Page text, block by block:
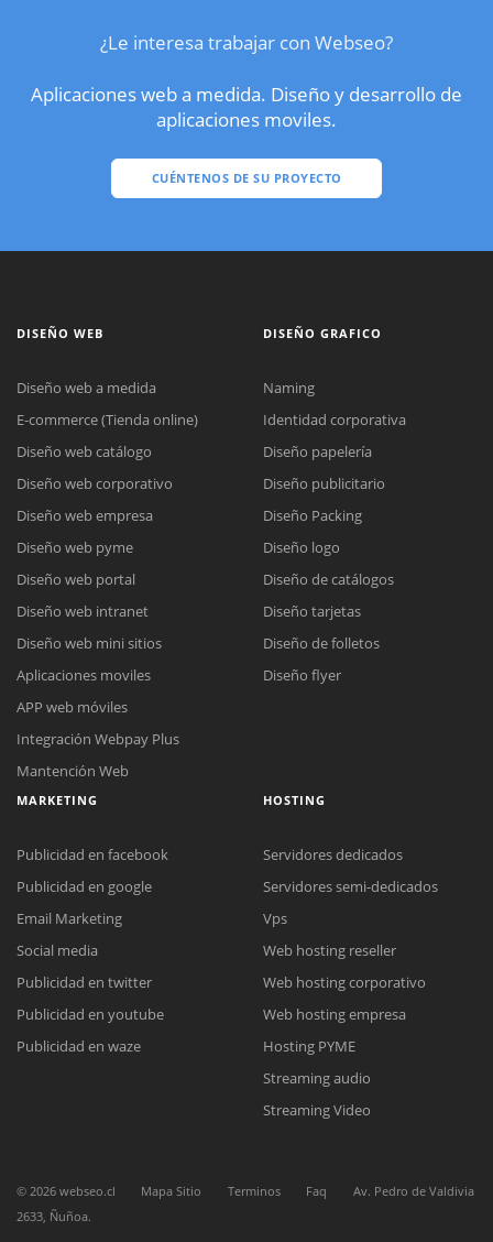
¿Le interesa trabajar con Webseo?
Aplicaciones web a medida. Diseño y desarrollo de
aplicaciones moviles.
CUÉNTENOS DE SU PROYECTO
Reunión online
Nuestros ejecutivos le enviarán un correo electrónico con el enlace a
Meet para la reunión online.
Cotización
Chat Online
Todos nuestros ejecutivos están fuera de línea. Complete el formulario
DISEÑO WEB
Diseño web a medida
E-commerce (Tienda online)
Diseño web catálogo
Diseño web corporativo
Diseño web empresa
Diseño web pyme
Diseño web portal
Diseño web intranet
Diseño web mini sitios
Aplicaciones moviles
APP web móviles
Integración Webpay Plus
Mantención Web
DISEÑO GRAFICO
Naming
Identidad corporativa
Diseño papelería
Diseño publicitario
Diseño Packing
Diseño logo
Diseño de catálogos
Diseño tarjetas
Diseño de folletos
Diseño flyer
MARKETING
Publicidad en facebook
Publicidad en google
Email Marketing
Social media
Publicidad en twitter
Publicidad en youtube
Publicidad en waze
HOSTING
Servidores dedicados
Servidores semi-dedicados
Vps
Web hosting reseller
Web hosting corporativo
Web hosting empresa
Hosting PYME
Streaming audio
Streaming Video
© 2026 webseo.cl Mapa Sitio Terminos Faq
Av. Pedro de Valdivia
2633, Ñuñoa.